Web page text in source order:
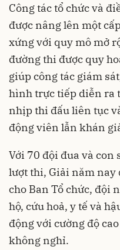
Công tác tổ chức và
được nâng lên một
xứng với quy mô mở
đường thi được quy
giúp công tác giám
hình trực tiếp diễn ra
nhịp thi đấu liên tục
động viên lẫn khán
Với 70 đội đua và con
lượt thi, Giải năm nay
cho Ban Tổ chức, đội
hộ, cứu hoả, y tế và
động với cường độ
không nghỉ.